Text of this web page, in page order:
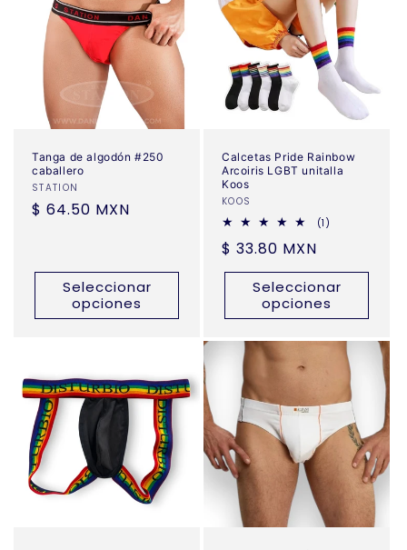
Tanga de algodón #250
caballero
Proveedor:
STATION
Precio
$ 64.50 MXN
Seleccionar
opciones
Calcetas Pride Rainbow
Arcoiris LGBT unitalla
Koos
Proveedor:
KOOS
(1)
Precio
habitual
$ 33.80 MXN
Seleccionar
opciones